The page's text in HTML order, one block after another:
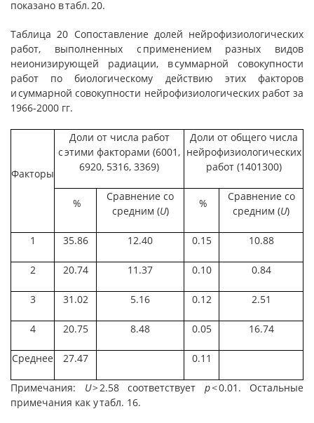
показано в табл. 20.
Таблица 20 Сопоставление долей нейрофизиологических
работ, выполненных с применением разных видов
неионизирующей радиации, в суммарной совокупности
работ по биологическому действию этих факторов
и суммарной совокупности нейрофизиологических работ за
1966-2000 гг.
Факторы
Доли от числа работ
с этими факторами (6001,
6920, 5316, 3369)
Доли от общего числа
нейрофизиологических
работ (1401300)
%
Сравнение со
средним (U)
%
Сравнение со
средним (U)
1 35.86 12.40 0.15 10.88
2 20.74 11.37 0.10 0.84
3 31.02 5.16 0.12 2.51
4 20.75 8.48 0.05 16.74
Среднее 27.47 0.11
Примечания: U> 2.58 соответствует p< 0.01. Остальные
примечания как у табл. 16.